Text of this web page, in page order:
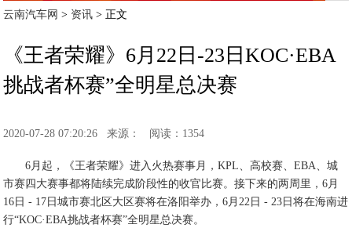
云南汽车网 > 资讯 > 正文
《王者荣耀》6月22日-23日KOC·EBA
挑战者杯赛”全明星总决赛
2020-07-28 07:20:26 来源： 阅读：1354
6月起，《王者荣耀》进入火热赛事月，KPL、高校赛、EBA、城
市赛四大赛事都将陆续完成阶段性的收官比赛。接下来的两周里，6月
16日 - 17日城市赛北区大区赛将在洛阳举办，6月22日 - 23日将在海南进
行“KOC·EBA挑战者杯赛”全明星总决赛。